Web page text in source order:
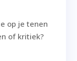
op je tenen
of kritiek?